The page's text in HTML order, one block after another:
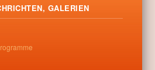
GALERIEN